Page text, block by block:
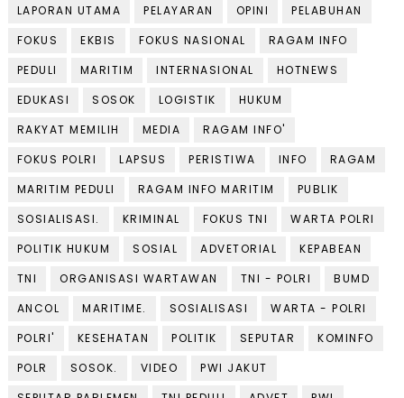
LAPORAN UTAMA
PELAYARAN OPINI
PELABUHAN
FOKUS
EKBIS FOKUS NASIONAL
RAGAM INFO
PEDULI
MARITIM INTERNASIONAL
HOTNEWS
EDUKASI
SOSOK LOGISTIK
HUKUM
RAKYAT MEMILIH
MEDIA
RAGAM INFO'
FOKUS POLRI
LAPSUS PERISTIWA INFO
RAGAM
MARITIM PEDULI
RAGAM INFO MARITIM
PUBLIK
SOSIALISASI.
KRIMINAL FOKUS TNI
WARTA POLRI
POLITIK HUKUM
SOSIAL ADVETORIAL
KEPABEAN
TNI
ORGANISASI WARTAWAN TNI - POLRI
BUMD
ANCOL
MARITIME. SOSIALISASI
WARTA - POLRI
POLRI'
KESEHATAN POLITIK SEPUTAR
KOMINFO
POLR
SOSOK. VIDEO
PWI JAKUT